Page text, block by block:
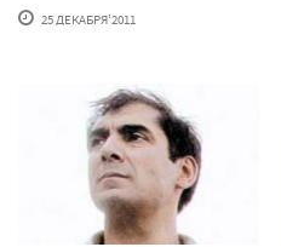
25 ДЕКАБРЯ'2011